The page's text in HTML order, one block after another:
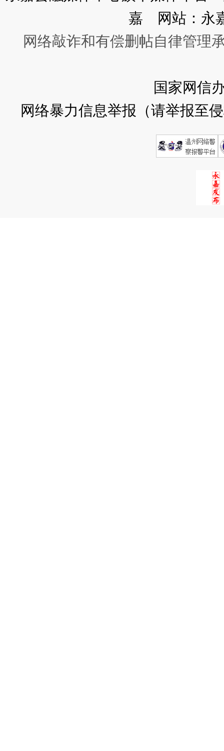
嘉 网站：永
网络敲诈和有偿删帖自律管理
国家网信
网络暴力信息举报（请举报至